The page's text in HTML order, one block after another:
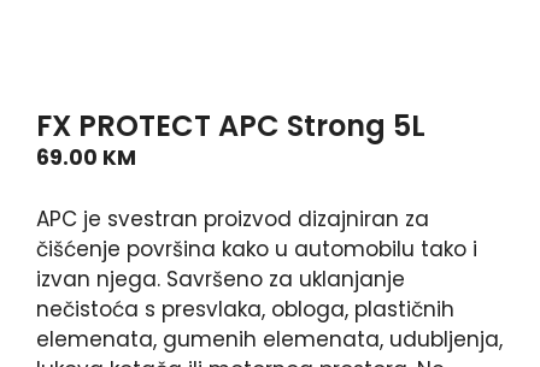
FX PROTECT APC Strong 5L
69.00 KM
APC je svestran proizvod dizajniran za
čišćenje površina kako u automobilu tako i
izvan njega. Savršeno za uklanjanje
nečistoća s presvlaka, obloga, plastičnih
elemenata, gumenih elemenata, udubljenja,